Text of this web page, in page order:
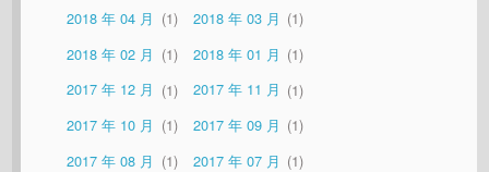
2018 年 04 月
1 2018 年 03 月
1
2018 年 02 月
1 2018 年 01 月
1
2017 年 12 月
1 2017 年 11 月
1
2017 年 10 月
1 2017 年 09 月
1
2017 年 08 月
1 2017 年 07 月
1